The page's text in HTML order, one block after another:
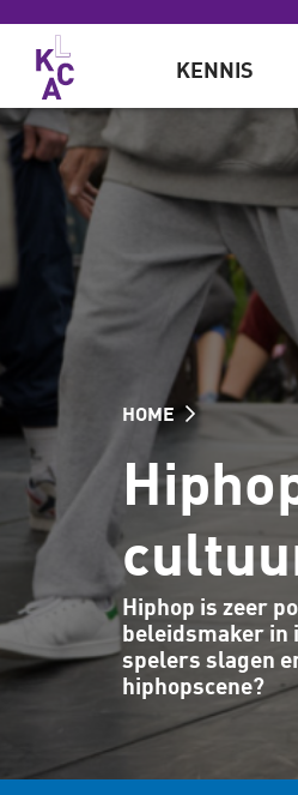
Overslaan en naar de
KENNIS
HOME
Hiphop is zeer
beleidsmaker in
spelers slagen
hiphopscene?